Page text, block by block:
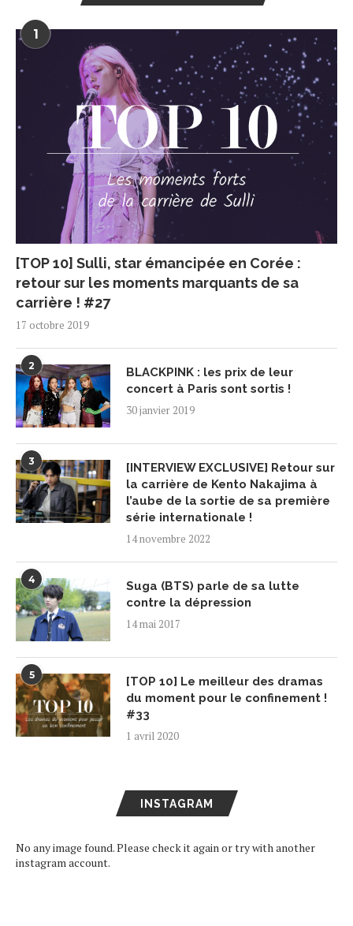
1
[TOP 10] Sulli, star émancipée en Corée :
retour sur les moments marquants de sa
carrière ! #27
17 octobre 2019
2
BLACKPINK : les prix de leur
concert à Paris sont sortis !
30 janvier 2019
3
[INTERVIEW EXCLUSIVE] Retour sur
la carrière de Kento Nakajima à
l’aube de la sortie de sa première
série internationale !
14 novembre 2022
4
Suga (BTS) parle de sa lutte
contre la dépression
14 mai 2017
5
[TOP 10] Le meilleur des dramas
du moment pour le confinement !
#33
1 avril 2020
INSTAGRAM
No any image found. Please check it again or try with another
instagram account.